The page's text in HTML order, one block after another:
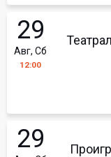
29
Авг, Сб
12:00
29